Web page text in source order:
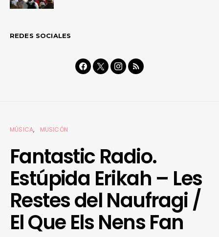
REDES SOCIALES
MÚSICA MUSICÓN
Fantastic Radio.
Estúpida Erikah – Les
Restes del Naufragi /
El Que Els Nens Fan